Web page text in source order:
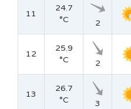
11
24.7
°C
2
12
25.9
°C
2
13
26.7
°C
3